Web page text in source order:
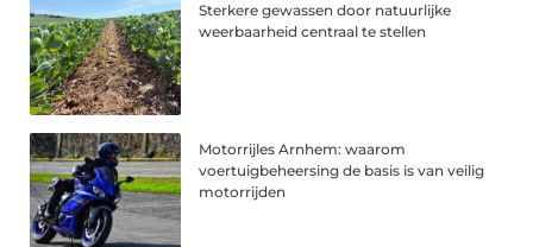
Sterkere gewassen door natuurlijke
weerbaarheid centraal te stellen
Motorrijles Arnhem: waarom
voertuigbeheersing de basis is van veilig
motorrijden